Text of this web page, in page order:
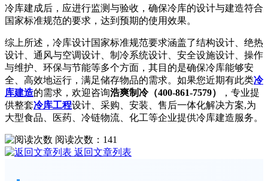
冷库建成后，应进行监测与验收，确保冷库的设计与建造符合
国家标准规范的要求，达到预期的使用效果。
综上所述，冷库设计国家标准规范要求涵盖了结构设计、绝热
设计、通风与空调设计、制冷系统设计、安全设施设计、操作
与维护、环保与节能等多个方面，其目的是确保冷库能够安
全、高效地运行，满足储存物品的需求。如果您近期有此类冷
库建造的需求，欢迎咨询浩爽制冷（400-861-7579）
，专业提
供整套冷库工程设计、采购、安装、售后一体化解决方案,为
大型食品、医药、冷链物流、化工等企业提供冷库建造服务。
阅读次数： 141
返回文章列表